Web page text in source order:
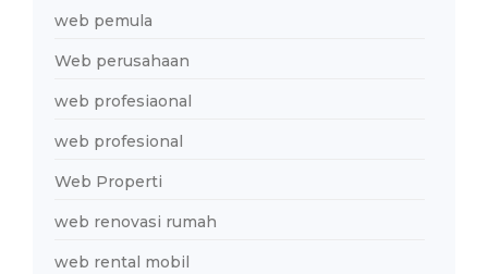
web pemula
Web perusahaan
web profesiaonal
web profesional
Web Properti
web renovasi rumah
web rental mobil